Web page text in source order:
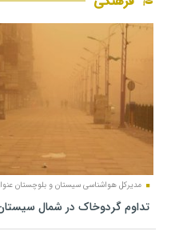
مدیرکل هواشناسی سیستان و بلوچستان
تداوم گردوخاک در شمال